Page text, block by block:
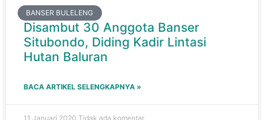
BANSER BULELENG
Disambut 30 Anggota Banser
Situbondo, Diding Kadir Lintasi
Hutan Baluran
BACA ARTIKEL SELENGKAPNYA »
11 Januari 2020 Tidak ada komentar